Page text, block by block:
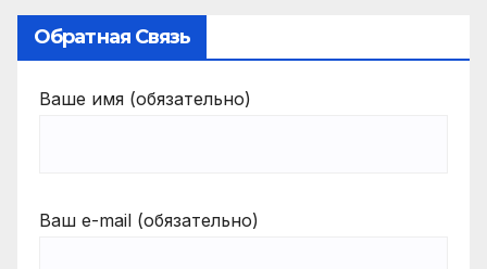
Обратная Связь
Ваше имя (обязательно)
Ваш e-mail (обязательно)